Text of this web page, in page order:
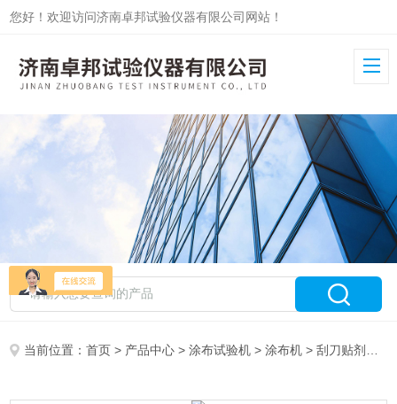
您好！欢迎访问济南卓邦试验仪器有限公司网站！
当前位置：首页 > 产品中心 >涂布试验机 >涂布机 > 刮刀贴剂卷材涂膜机